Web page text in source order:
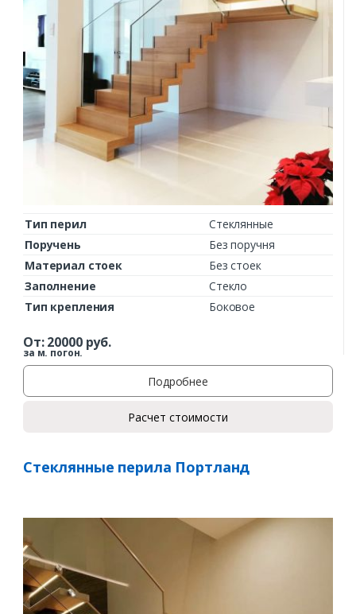
Тип перил
Стеклянные
Поручень
Без поручня
Материал стоек
Без стоек
Заполнение
Стекло
Тип крепления
Боковое
От:20000руб.
за м. погон.
Подробнее
Расчет стоимости
Стеклянные перила Портланд